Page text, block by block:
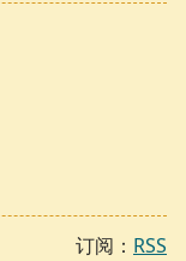
订阅： RSS